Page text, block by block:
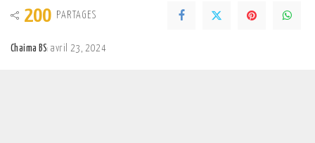
200 PARTAGES
Chaima BS avril 23, 2024